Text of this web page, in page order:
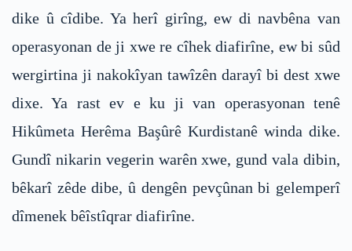
dike û cîdibe. Ya herî girîng, ew di navbêna van
operasyonan de ji xwe re cîhek diafirîne, ew bi sûd
wergirtina ji nakokîyan tawîzên darayî bi dest xwe
dixe. Ya rast ev e ku ji van operasyonan tenê
Hikûmeta Herêma Başûrê Kurdistanê winda dike.
Gundî nikarin vegerin warên xwe, gund vala dibin,
bêkarî zêde dibe, û dengên pevçûnan bi gelemperî
dîmenek bêîstîqrar diafirîne.